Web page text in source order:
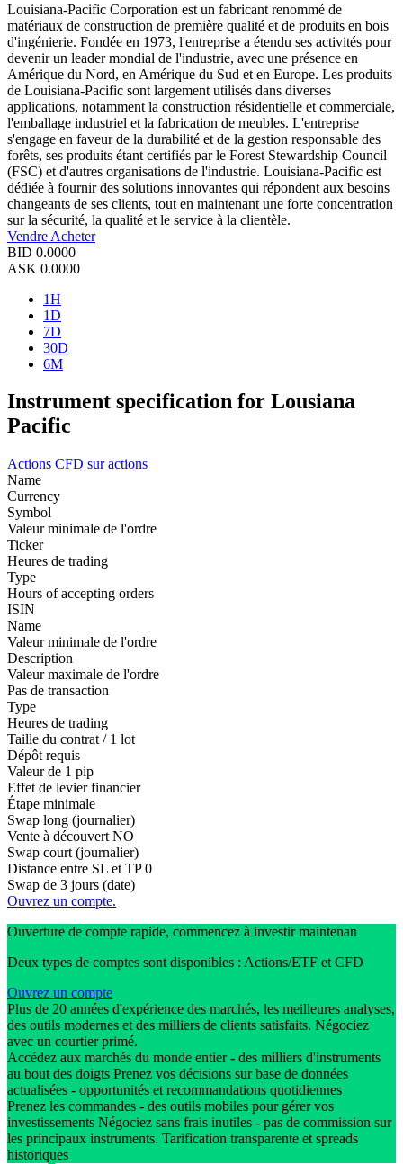
Louisiana-Pacific Corporation est un fabricant renommé de
matériaux de construction de première qualité et de produits en bois
d'ingénierie. Fondée en 1973, l'entreprise a étendu ses activités pour
devenir un leader mondial de l'industrie, avec une présence en
Amérique du Nord, en Amérique du Sud et en Europe. Les produits
de Louisiana-Pacific sont largement utilisés dans diverses
applications, notamment la construction résidentielle et commerciale,
l'emballage industriel et la fabrication de meubles. L'entreprise
s'engage en faveur de la durabilité et de la gestion responsable des
forêts, ses produits étant certifiés par le Forest Stewardship Council
(FSC) et d'autres organisations de l'industrie. Louisiana-Pacific est
dédiée à fournir des solutions innovantes qui répondent aux besoins
changeants de ses clients, tout en maintenant une forte concentration
sur la sécurité, la qualité et le service à la clientèle.
Vendre Acheter
BID 0.0000
ASK 0.0000
1H
1D
7D
30D
6M
Instrument specification for Lousiana
Pacific
Actions CFD sur actions
Name
Currency
Symbol
Valeur minimale de l'ordre
Ticker
Heures de trading
Type
Hours of accepting orders
ISIN
Name
Valeur minimale de l'ordre
Description
Valeur maximale de l'ordre
Pas de transaction
Type
Heures de trading
Taille du contrat / 1 lot
Dépôt requis
Valeur de 1 pip
Effet de levier financier
Étape minimale
Swap long (journalier)
Vente à découvert NO
Swap court (journalier)
Distance entre SL et TP 0
Swap de 3 jours (date)
Ouvrez un compte.
Ouverture de compte rapide, commencez à investir maintenan
Deux types de comptes sont disponibles : Actions/ETF et CFD
Ouvrez un compte
Plus de 20 années d'expérience des marchés, les meilleures analyses,
des outils modernes et des milliers de clients satisfaits. Négociez
avec un courtier primé.
Accédez aux marchés du monde entier - des milliers d'instruments
au bout des doigts Prenez vos décisions sur base de données
actualisées - opportunités et recommandations quotidiennes
Prenez les commandes - des outils mobiles pour gérer vos
investissements Négociez sans frais inutiles - pas de commission sur
les principaux instruments. Tarification transparente et spreads
historiques